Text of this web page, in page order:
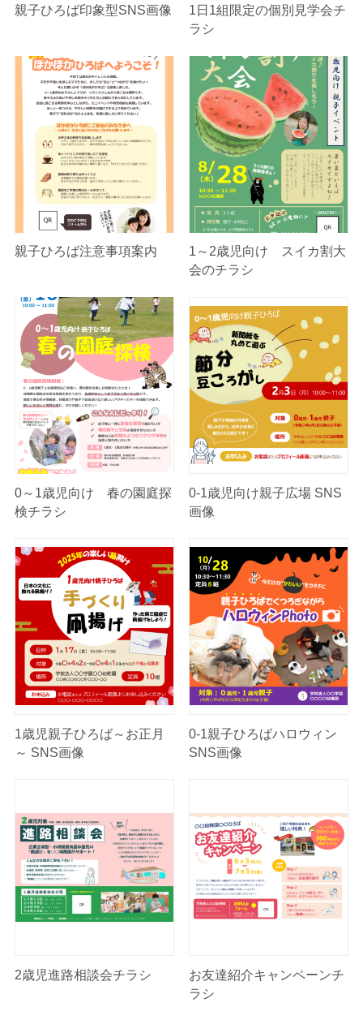
親子ひろば印象型SNS画像
1日1組限定の個別見学会チ
ラシ
親子ひろば注意事項案内
1～2歳児向け スイカ割大
会のチラシ
0～1歳児向け 春の園庭探
検チラシ
0-1歳児向け親子広場 SNS
画像
1歳児親子ひろば～お正月
～ SNS画像
0-1親子ひろばハロウィン
SNS画像
2歳児進路相談会チラシ
お友達紹介キャンペーンチ
ラシ